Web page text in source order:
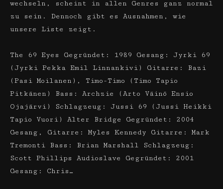
wechseln, scheint in allen Genres ganz normal
zu sein. Dennoch gibt es Ausnahmen, wie
unsere Liste zeigt.
The 69 Eyes Gegründet: 1989 Gesang: Jyrki 69
(Jyrki Pekka Emil Linnankivi) Gitarre: Bazi
(Pasi Moilanen), Timo-Timo (Timo Tapio
Pitkänen) Bass: Archzie (Arto Väinö Ensio
Ojajärvi) Schlagzeug: Jussi 69 (Jussi Heikki
Tapio Vuori) Alter Bridge Gegründet: 2004
Gesang, Gitarre: Myles Kennedy Gitarre: Mark
Tremonti Bass: Brian Marshall Schlagzeug:
Scott Phillips Audioslave Gegründet: 2001
Gesang: Chris…